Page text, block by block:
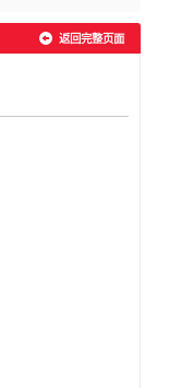
返回完整页面